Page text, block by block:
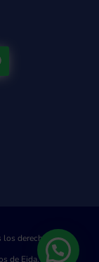
los derechos
de Eida.